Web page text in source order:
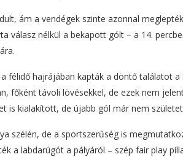
ám a vendégek szinte azonnal
válasz nélkül a bekapott gólt – a 14.
félidő hajrájában kapták a döntő találatot a
főként távoli lövésekkel, de ezek nem
is kialakított, de újabb gól már nem
szélén, de a sportszerűség is
a labdarúgót a pályáról – szép fair play